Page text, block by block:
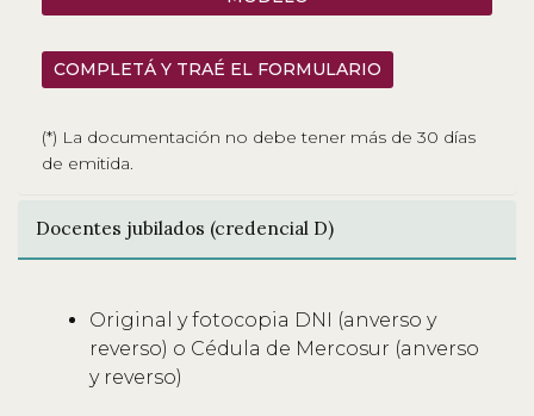
COMPLETÁ Y TRAÉ EL FORMULARIO
(*) La documentación no debe tener más de 30 días
de emitida.
Docentes jubilados (credencial D)
Original y fotocopia DNI (anverso y
reverso) o Cédula de Mercosur (anverso
y reverso)